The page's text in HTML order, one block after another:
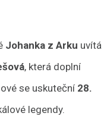
Johanka z Arku uvítá
, která doplní
se uskuteční 28.
legendy.